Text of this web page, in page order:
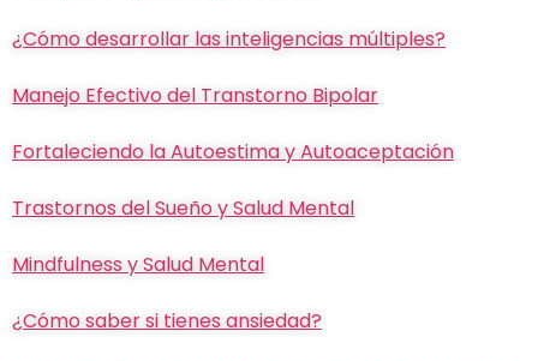
¿Cómo desarrollar las inteligencias múltiples?
Manejo Efectivo del Transtorno Bipolar
Fortaleciendo la Autoestima y Autoaceptación
Trastornos del Sueño y Salud Mental
Mindfulness y Salud Mental
¿Cómo saber si tienes ansiedad?